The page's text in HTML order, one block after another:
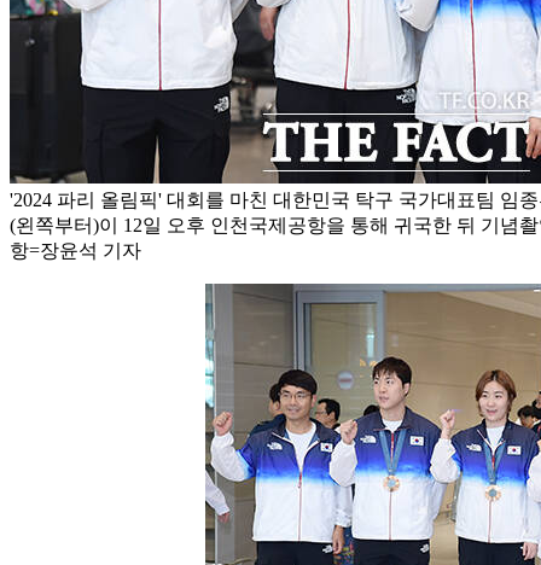
'2024 파리 올림픽' 대회를 마친 대한민국 탁구 국가대표팀 임
(왼쪽부터)이 12일 오후 인천국제공항을 통해 귀국한 뒤 기념
항=장윤석 기자